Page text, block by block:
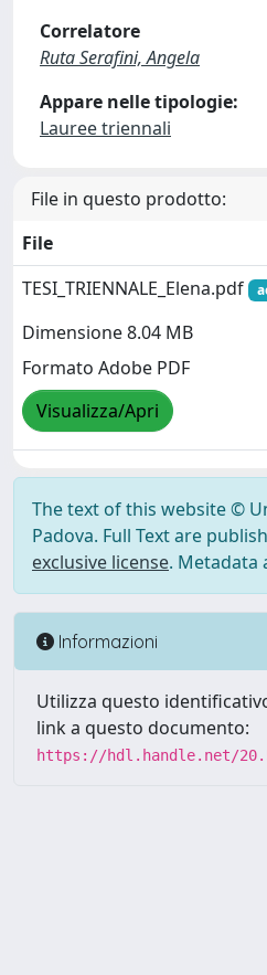
Correlatore
Ruta Serafini, Angela
Appare nelle tipologie:
Lauree triennali
File in questo prodotto:
File
TESI_TRIENNALE_Elena.pdf
Dimensione 8.04 MB
Formato Adobe PDF
Visualizza/Apri
The text of this website ©
Padova. Full Text are
exclusive license. Metadata
Informazioni
Utilizza questo
link a questo documento:
https://hdl.handle.net/